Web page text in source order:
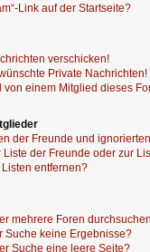
Link auf der Startseite?
verschicken!
Private Nachrichten!
von einem Mitglied dieses
der Freunde und
der Freunde oder zur
entfernen?
mehrere Foren
Suche keine Ergebnisse?
Suche eine leere Seite?